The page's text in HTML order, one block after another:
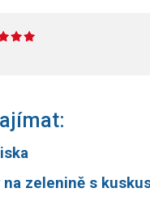
zelenině s